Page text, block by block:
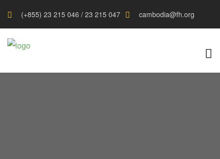
(+855) 23 215 046 / 23 215 047 cambodia@fh.org